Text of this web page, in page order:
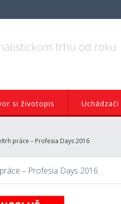
trhu od roku
si životopis Uchádzači
práce – Profesia Days 2016
– Profesia Days 2016